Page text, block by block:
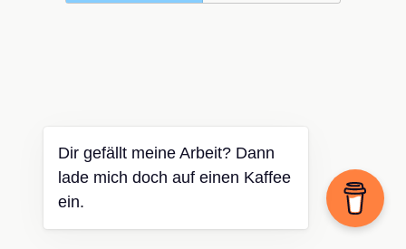
Dir gefällt meine Arbeit? Dann
lade mich doch auf einen Kaffee
ein.